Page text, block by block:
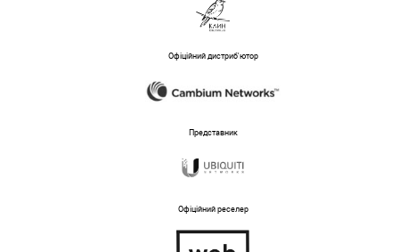
Офіційний дистриб'ютор
Представник
Офіційний реселер